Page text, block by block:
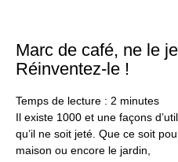
Marc de café, ne le
Réinventez-le !
Temps de lecture : 2 minutes
Il existe 1000 et une façons
qu’il ne soit jeté. Que ce soit
maison ou encore le jardin,